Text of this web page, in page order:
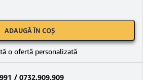
ADAUGĂ ÎN COȘ
o ofertă personalizată
/ 0732.909.909